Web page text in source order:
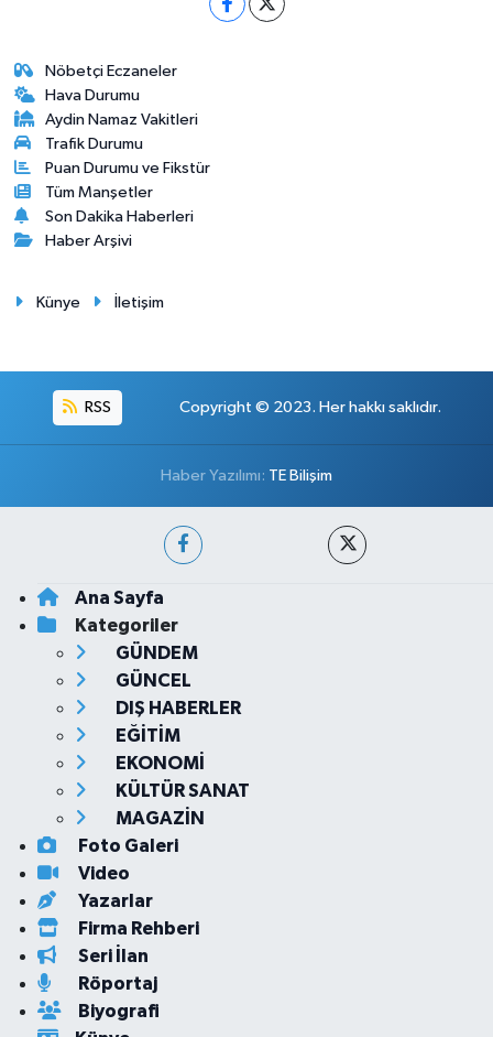
Nöbetçi Eczaneler
Hava Durumu
Aydin Namaz Vakitleri
Trafik Durumu
Puan Durumu ve Fikstür
Tüm Manşetler
Son Dakika Haberleri
Haber Arşivi
Künye İletişim
RSS Copyright © 2023. Her hakkı saklıdır.
Haber Yazılımı: TE Bilişim
Ana Sayfa
Kategoriler
GÜNDEM
GÜNCEL
DIŞ HABERLER
EĞİTİM
EKONOMİ
KÜLTÜR SANAT
MAGAZİN
Foto Galeri
Video
Yazarlar
Firma Rehberi
Seri İlan
Röportaj
Biyografi